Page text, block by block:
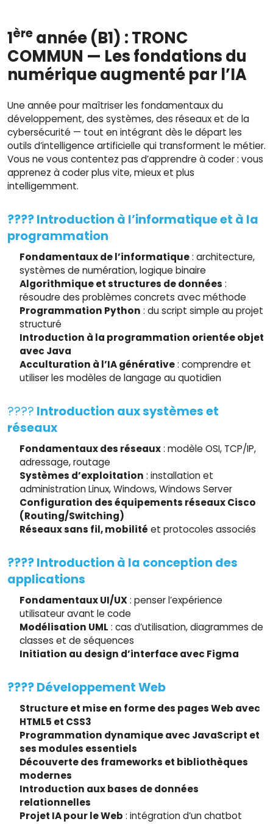
1ère année (B1) : TRONC
COMMUN — Les fondations du
numérique augmenté par l’IA
Une année pour maîtriser les fondamentaux du
développement, des systèmes, des réseaux et de la
cybersécurité — tout en intégrant dès le départ les
outils d’intelligence artificielle qui transforment le métier.
Vous ne vous contentez pas d’apprendre à coder : vous
apprenez à coder plus vite, mieux et plus
intelligemment.
???? Introduction à l’informatique et à la
programmation
Fondamentaux de l’informatique: architecture,
systèmes de numération, logique binaire
Algorithmique et structures de données :
résoudre des problèmes concrets avec méthode
Programmation Python : du script simple au projet
structuré
Introduction à la programmation orientée objet
avec Java
Acculturation à l’IA générative: comprendre et
utiliser les modèles de langage au quotidien
???? Introduction aux systèmes et
réseaux
Fondamentaux des réseaux: modèle OSI, TCP/IP,
adressage, routage
Systèmes d’exploitation : installation et
administration Linux, Windows, Windows Server
Configuration des équipements réseaux Cisco
(Routing/Switching)
Réseaux sans fil, mobilité et protocoles associés
???? Introduction à la conception des
applications
Fondamentaux UI/UX: penser l’expérience
utilisateur avant le code
Modélisation UML : cas d’utilisation, diagrammes de
classes et de séquences
Initiation au design d’interface avec Figma
???? Développement Web
Structure et mise en forme des pages Web avec
HTML5 et CSS3
Programmation dynamique avec JavaScript et
ses modules essentiels
Découverte des frameworks et bibliothèques
modernes
Introduction aux bases de données
relationnelles
Projet IA pour le Web : intégration d’un chatbot